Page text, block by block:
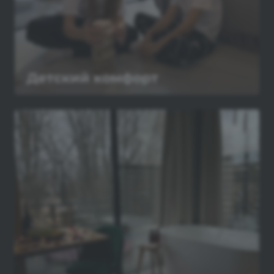
Детский комфорт